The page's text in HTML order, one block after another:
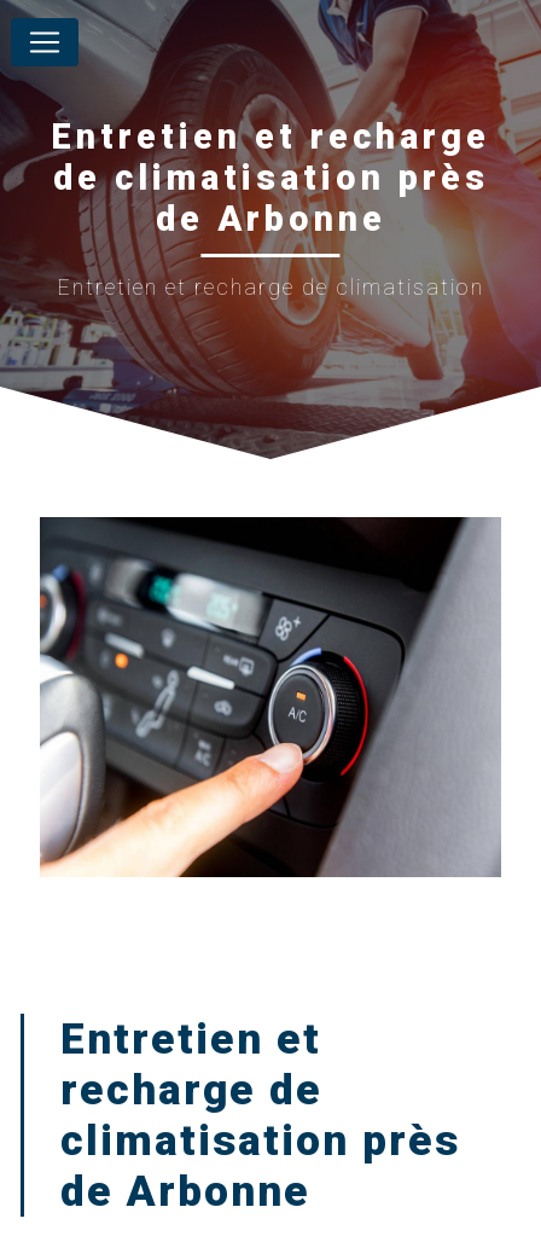
Entretien et recharge
de climatisation près
de Arbonne
Entretien et recharge de climatisation
Entretien et
recharge de
climatisation près
de Arbonne
Panneau de gestion des cookies